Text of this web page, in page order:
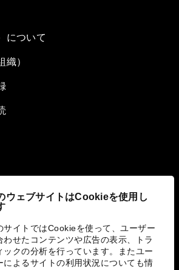
ウェブサイトはCookieを使用し
サイトではCookieを使って、ユーザー
わせたコンテンツや広告の表示、トラ
ックの分析を行っています。またユー
によるサイトの利用状況についても情
について
）
取り組み